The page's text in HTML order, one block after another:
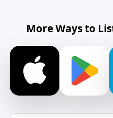
More Ways to